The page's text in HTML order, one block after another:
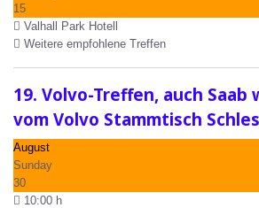
15
Valhall Park Hotell
Weitere empfohlene Treffen
19. Volvo-Treffen, auch Saab
vom Volvo Stammtisch
August
Sunday
30
10:00 h